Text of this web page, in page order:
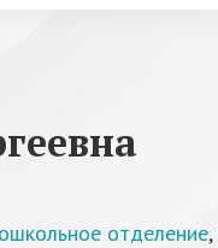
отделение,